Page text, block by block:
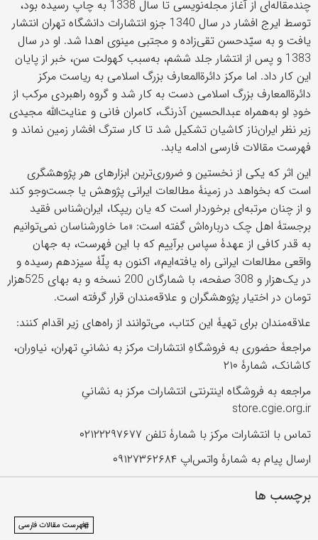
چندمقاله‌ای از آغاز مجله‌نویسی تا سال 1338 به چاپ رسیده بود،
توسط ایرج افشار در سال 1340 جزو انتشارات دانشگاه تهران انتشار
یافت و به سیّدحسن تقی‌زاده و مجتبی مینوی اهدا شد. او در سال
1383 و پس از انتشار جلد ششم، به‌سبب کهولت سن، خبر از پایان
این کار داد. اما مرکز دائرة‌المعارف بزرگ اسلامی به ریاست مرکز
دائرة‌المعارف بزرگ اسلامی دست به کار شد و گروه راهبردی مرکب از
خودِ او به‌همراه عبدالحسین آذرنگ، کامران فانی و عنایت‌الله مجیدی
زیر نظر ایران‌ناز کاشیان تشکیل شد تا کار سترگ افشار زمین نماند و
فهرست مقالات فارسی ادامه یابد.
این اثر که یکی از نخستین و ضروری‌ترین ابزارهای هر پژوهشگری
است که بخواهد در زمینۀ مطالعات ایرانی پژوهش یا جست‌وجو کند
و از چنان مرتبه‌ای برخوردار است که یان ریپکا، ایران‌شناس فقید
برجستۀ اهل چک درباره‌اش گفته است: «ما خاورشناسان نمی‌توانیم
به قدر کافی از عهدۀ سپاس برآییم که با این فهرست، به جهان
واقعی مطالعات ایرانی راه یافته‌ایم»، اکنون به پلّۀ سیزدهم رسیده و
در ‌یک‌هزار و 308 صفحه، با شمارگان 200 نسخه و به بهای 525هزار
تومان در اختیار پژوهشگران و علاقه‌مندان قرار گرفته است.
علاقه‌مندان برای تهیۀ این کتاب، می‌توانند از راه‌های زیر اقدام کنند:
مراجعۀ حضوری به فروشگاهِ انتشارات مرکز به نشانیِ تهران، نیاوران،
کاشانک، شمارۀ ۲۱۰
مراجعه به فروشگاه اینترنتی انتشارات مرکز به نشانیِ
store.cgie.org.ir
تماس با انتشارات مرکز با شمارۀ تلفن ۰۲۱۲۲۲۹۷۶۷۷
ارسال پیام به شمارۀ واتس‌اپ ٠٩١٢٧٣۶٢۶٨۴
برچسب ها
#فهرست مقالات فارسی